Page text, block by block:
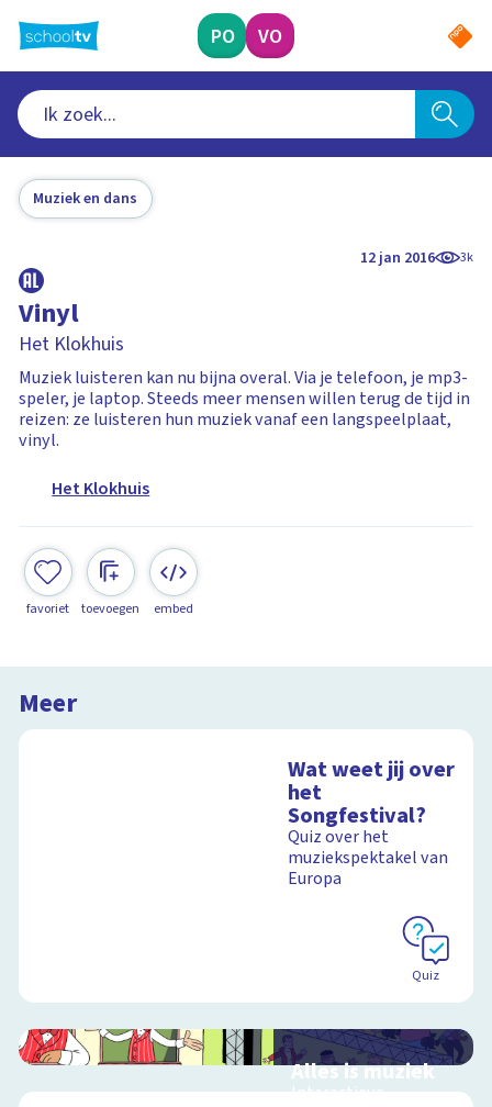
naar
hoofdinhoud
PO VO
Muziek en dans
12 jan 2016 3k
Vinyl
Het Klokhuis
Muziek luisteren kan nu bijna overal. Via je telefoon, je mp3-
speler, je laptop. Steeds meer mensen willen terug de tijd in
reizen: ze luisteren hun muziek vanaf een langspeelplaat,
vinyl.
Het Klokhuis
favoriet toevoegen embed
Meer
Wat weet jij over
het
Songfestival?
Quiz over het
muziekspektakel van
Europa
Quiz
Alles is muziek
Interactieve